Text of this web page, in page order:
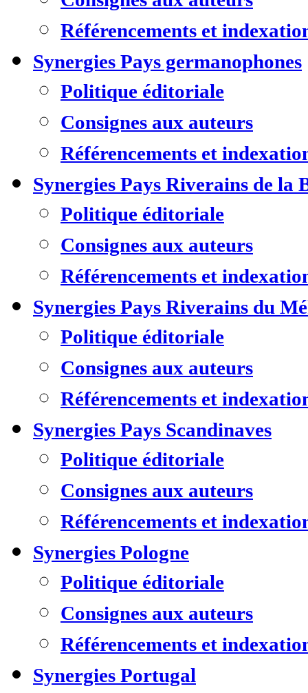
Référencements et
Synergies Pays germanophones
Politique éditoriale
Consignes aux auteurs
Référencements et
Synergies Pays Riverains de la
Politique éditoriale
Consignes aux auteurs
Référencements et
Synergies Pays Riverains du
Politique éditoriale
Consignes aux auteurs
Référencements et
Synergies Pays Scandinaves
Politique éditoriale
Consignes aux auteurs
Référencements et
Synergies Pologne
Politique éditoriale
Consignes aux auteurs
Référencements et
Synergies Portugal